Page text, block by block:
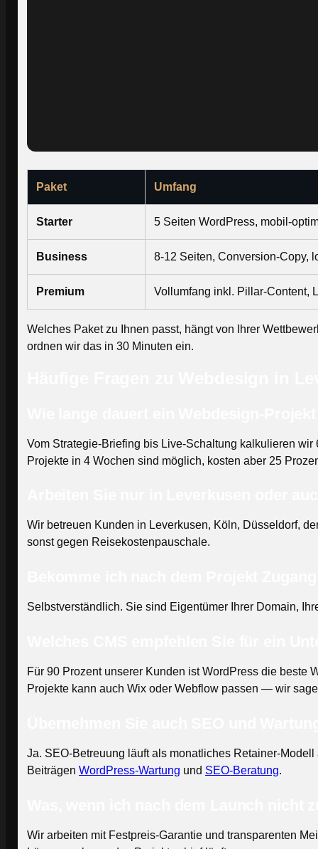
Paket Umfang
Starter 5 Seiten WordPress, mobil-
Business 8-12 Seiten, Conversion-Copy,
Premium Vollumfang inkl. Pillar-Content,
Welches Paket zu Ihnen passt, hängt von Ihrer
ordnen wir das in 30 Minuten ein.
Vom Strategie-Briefing bis Live-Schaltung kalkulieren
Projekte in 4 Wochen sind möglich, kosten aber 25
Wir betreuen Kunden in Leverkusen, Köln, Düsseldorf,
sonst gegen Reisekostenpauschale.
Selbstverständlich. Sie sind Eigentümer Ihrer Domain,
Für 90 Prozent unserer Kunden ist WordPress die beste
Projekte kann auch Wix oder Webflow passen — wir
Ja. SEO-Betreuung läuft als monatliches Retainer-
Beiträgen WordPress-Wartung und SEO-Beratung.
Wir arbeiten mit Festpreis-Garantie und transparenten